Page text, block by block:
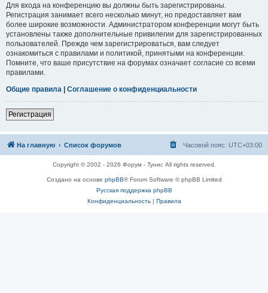
Для входа на конференцию вы должны быть зарегистрированы.
Регистрация занимает всего несколько минут, но предоставляет вам
более широкие возможности. Администратором конференции могут быть
установлены также дополнительные привилегии для зарегистрированных
пользователей. Прежде чем зарегистрироваться, вам следует
ознакомиться с правилами и политикой, принятыми на конференции.
Помните, что ваше присутствие на форумах означает согласие со всеми
правилами.
Общие правила | Соглашение о конфиденциальности
Регистрация
На главную Список форумов Часовой пояс: UTC+03:00
Copyright © 2002 - 2026 Форум - Тунис All rights reserved.
Создано на основе phpBB® Forum Software © phpBB Limited
Русская поддержка phpBB
Конфиденциальность| Правила